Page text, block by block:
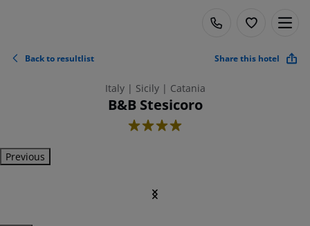
Back to resultlist Share this hotel
Italy | Sicily | Catania
B&B Stesicoro
4
Previous